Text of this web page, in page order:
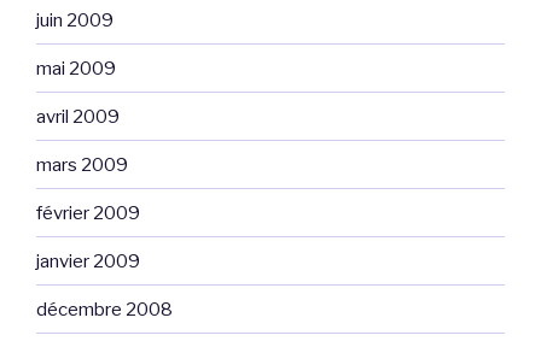
juin 2009
mai 2009
avril 2009
mars 2009
février 2009
janvier 2009
décembre 2008